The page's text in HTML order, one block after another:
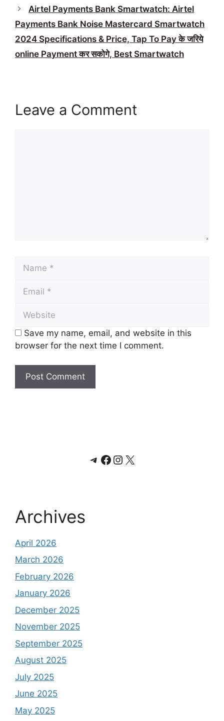
Airtel Payments Bank Smartwatch: Airtel
Payments Bank Noise Mastercard Smartwatch
2024 Specifications & Price, Tap To Pay के जरिये
online Payment कर सकोगे, Best Smartwatch
Leave a Comment
Name
Email
Website
Save my name, email, and website in this
browser for the next time I comment.
Telegram
Facebook
Instagram
X
Archives
April 2026
March 2026
February 2026
January 2026
December 2025
November 2025
September 2025
August 2025
July 2025
June 2025
May 2025